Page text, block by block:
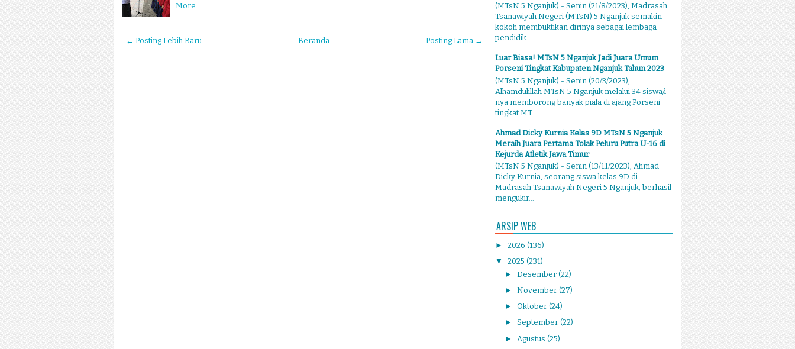
More
← Posting Lebih Baru Posting Lama →
Beranda
(MTsN 5 Nganjuk) - Senin (21/8/2023), Madrasah
Tsanawiyah Negeri (MTsN) 5 Nganjuk semakin
kokoh membuktikan dirinya sebagai lembaga
pendidik...
Luar Biasa! MTsN 5 Nganjuk Jadi Juara Umum
Porseni Tingkat Kabupaten Nganjuk Tahun 2023
(MTsN 5 Nganjuk) - Senin (20/3/2023),
Alhamdulillah MTsN 5 Nganjuk melalui 34 siswa/i
nya memborong banyak piala di ajang Porseni
tingkat MT...
Ahmad Dicky Kurnia Kelas 9D MTsN 5 Nganjuk
Meraih Juara Pertama Tolak Peluru Putra U-16 di
Kejurda Atletik Jawa Timur
(MTsN 5 Nganjuk) - Senin (13/11/2023), Ahmad
Dicky Kurnia, seorang siswa kelas 9D di
Madrasah Tsanawiyah Negeri 5 Nganjuk, berhasil
mengukir...
ARSIP WEB
► 2026 (136)
▼ 2025 (231)
► Desember (22)
► November (27)
► Oktober (24)
► September (22)
► Agustus (25)